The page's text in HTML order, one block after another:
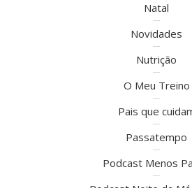
Natal
Novidades
Nutrição
O Meu Treino
Pais que
Passatempo
Podcast Menos